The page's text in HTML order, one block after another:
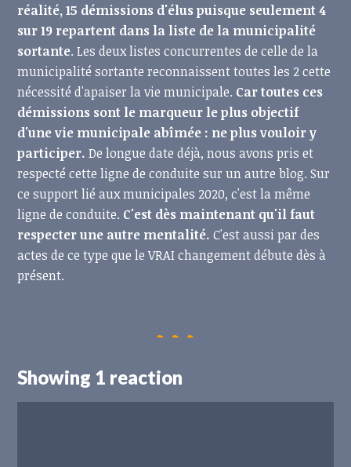
réalité, 15 démissions d'élus puisque seulement 4
sur 19 repartent dans la liste de la municipalité
sortante. Les deux listes concurrentes de celle de la
municipalité sortante reconnaissent toutes les 2 cette
nécessité d'apaiser la vie municipale. Car toutes ces
démissions sont le marqueur le plus objectif
d'une vie municipale abîmée : ne plus vouloir y
participer. De longue date déjà, nous avons pris et
respecté cette ligne de conduite sur un autre blog. Sur
ce support lié aux municipales 2020, c'est la même
ligne de conduite. C'est dès maintenant qu'il faut
respecter une autre mentalité. C'est aussi par des
actes de ce type que le VRAI changement débute dès à
présent.
Showing 1 reaction